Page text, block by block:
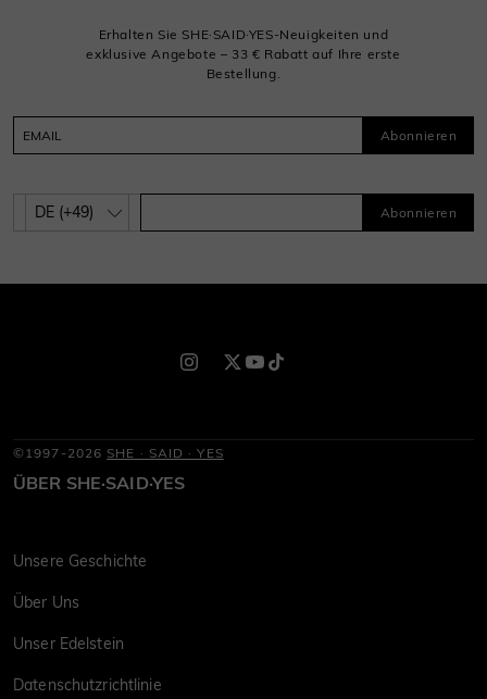
Erhalten Sie SHE·SAID·YES-Neuigkeiten und
exklusive Angebote – 33 € Rabatt auf Ihre erste
Bestellung.
Abonnieren
Abonnieren
©1997-2026 SHE · SAID · YES
ÜBER SHE·SAID·YES
Unsere Geschichte
Über Uns
Unser Edelstein
Datenschutzrichtlinie